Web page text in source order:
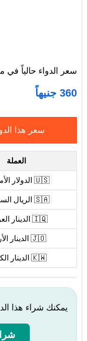
سعر الدواء حالياً في
360 جنيهاً
سعر هذا
العملة
🇺🇸 الدولار الأمريكي
🇸🇦 الريال السعودي
🇮🇶 الدينار العراقي
🇯🇴 الدينار الأردني
🇰🇼 الدينار الكويتي
يمكنك شراء هذا